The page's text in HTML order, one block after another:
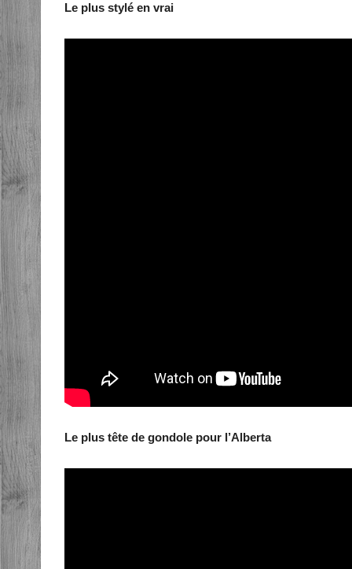
Le plus stylé en vrai
Le plus tête de gondole pour l’Alberta